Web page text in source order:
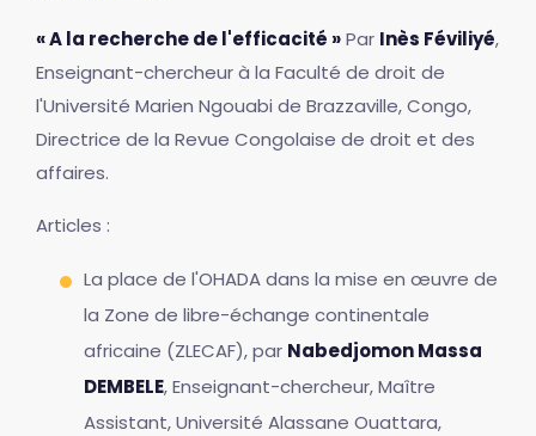
« A la recherche de l'efficacité »Par Inès Féviliyé,
Enseignant-chercheur à la Faculté de droit de
l'Université Marien Ngouabi de Brazzaville, Congo,
Directrice de la Revue Congolaise de droit et des
affaires.
Articles :
La place de l'OHADA dans la mise en œuvre de
la Zone de libre-échange continentale
africaine (ZLECAF), par Nabedjomon Massa
DEMBELE, Enseignant-chercheur, Maître
Assistant, Université Alassane Ouattara,